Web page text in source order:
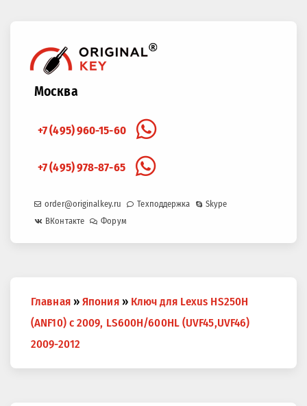
Москва
+7 (495) 960-15-60
+7 (495) 978-87-65
order@originalkey.ru Техподдержка
Skype
ВКонтакте
Форум
здесь
Главная » Япония » Ключ для Lexus HS250H
(ANF10) с 2009, LS600H/600HL (UVF45,UVF46)
2009-2012